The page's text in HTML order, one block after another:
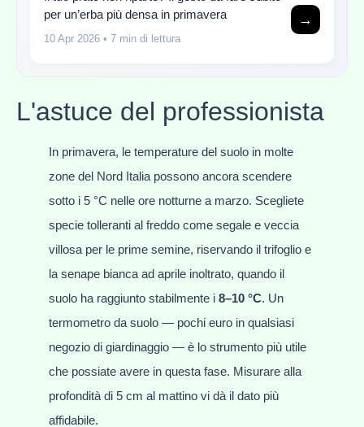
per un’erba più densa in primavera
10 Apr 2026 • 7 min di lettura
→
L'astuce del professionista
In primavera, le temperature del suolo in molte
zone del Nord Italia possono ancora scendere
sotto i 5 °C nelle ore notturne a marzo. Scegliete
specie tolleranti al freddo come segale e veccia
villosa per le prime semine, riservando il trifoglio e
la senape bianca ad aprile inoltrato, quando il
suolo ha raggiunto stabilmente i 8–10 °C. Un
termometro da suolo — pochi euro in qualsiasi
negozio di giardinaggio — è lo strumento più utile
che possiate avere in questa fase. Misurare alla
profondità di 5 cm al mattino vi dà il dato più
affidabile.